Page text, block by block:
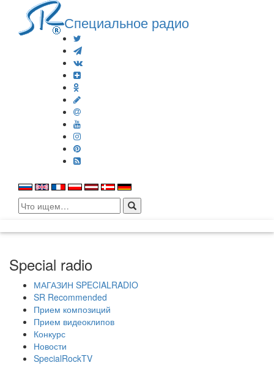
Специальное радио
Search
for:
Special radio
МАГАЗИН SPECIALRADIO
SR Recommended
Прием композиций
Прием видеоклипов
Конкурс
Новости
SpecialRockTV